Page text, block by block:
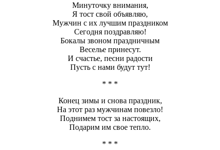
Минуточку внимания,
Я тост свой объявляю,
Мужчин с их лучшим праздником
Сегодня поздравляю!
Бокалы звоном праздничным
Веселье принесут.
И счастье, песни радости
Пусть с нами будут тут!
* * *
Конец зимы и снова праздник,
На этот раз мужчинам повезло!
Поднимем тост за настоящих,
Подарим им свое тепло.
* * *